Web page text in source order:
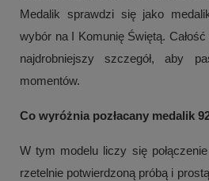
Medalik sprawdzi się jako
wybór na I Komunię Świętą.
najdrobniejszy szczegół, aby
momentów.
Co wyróżnia pozłacany medalik
W tym modelu liczy się
rzetelnie potwierdzoną próbą i